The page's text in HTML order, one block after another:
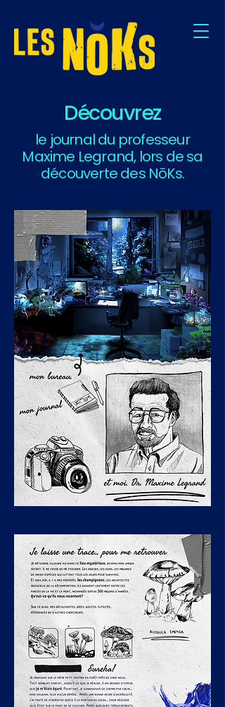
Découvrez
le journal du professeur
Maxime Legrand, lors de sa
découverte des NōKs.